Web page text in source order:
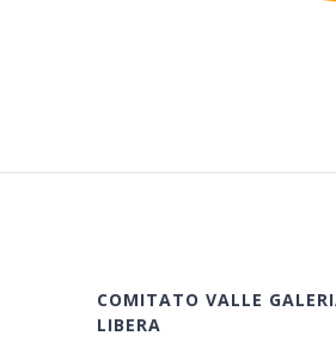
COMITATO VALLE
LIBERA